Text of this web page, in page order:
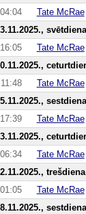
04:04
Tate McRae
svētdiena
16:05
Tate McRae
11:48
Tate McRae
sestdiena
17:39
Tate McRae
06:34
Tate McRae
trešdiena
01:05
Tate McRae
sestdiena